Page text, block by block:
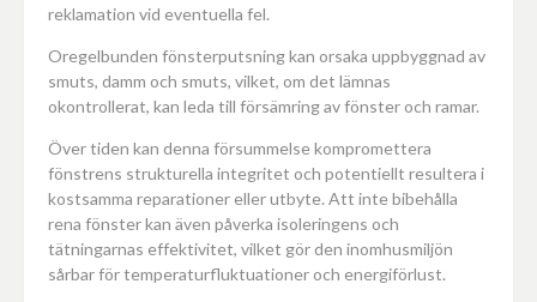
reklamation vid eventuella fel.
Oregelbunden fönsterputsning kan orsaka uppbyggnad av
smuts, damm och smuts, vilket, om det lämnas
okontrollerat, kan leda till försämring av fönster och ramar.
Över tiden kan denna försummelse kompromettera
fönstrens strukturella integritet och potentiellt resultera i
kostsamma reparationer eller utbyte. Att inte bibehålla
rena fönster kan även påverka isoleringens och
tätningarnas effektivitet, vilket gör den inomhusmiljön
sårbar för temperaturfluktuationer och energiförlust.